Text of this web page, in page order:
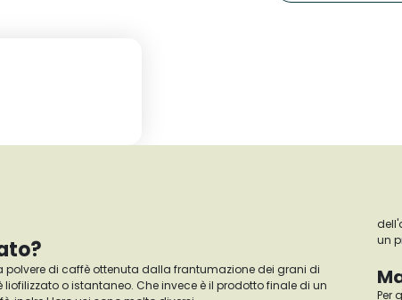
di caffè ottenuta dalla frantumazione dei grani di
o istantaneo. Che invece è il prodotto finale di un
un
Per